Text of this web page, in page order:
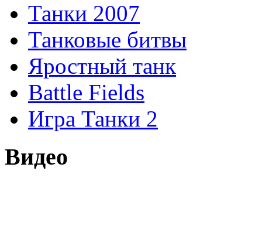
Танки 2007
Танковые битвы
Яростный танк
Battle Fields
Игра Танки 2
Видео